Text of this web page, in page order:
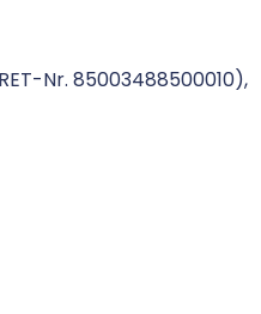
Nr. 85003488500010),